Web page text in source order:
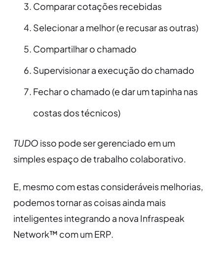
Comparar cotações recebidas
Selecionar a melhor (e recusar as outras)
Compartilhar o chamado
Supervisionar a execução do chamado
Fechar o chamado (e dar um tapinha nas
costas dos técnicos)
TUDO isso pode ser gerenciado em um
simples espaço de trabalho colaborativo.
E, mesmo com estas consideráveis melhorias,
podemos tornar as coisas ainda mais
inteligentes integrando a nova Infraspeak
Network™ com um ERP.